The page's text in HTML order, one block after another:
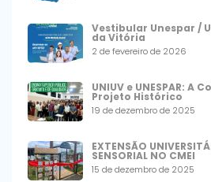
Vestibular Unespar /
da Vitória
2 de fevereiro de 2026
UNIUV e UNESPAR: A
Projeto Histórico
19 de dezembro de 2025
EXTENSÃO
SENSORIAL NO CMEI
15 de dezembro de 2025